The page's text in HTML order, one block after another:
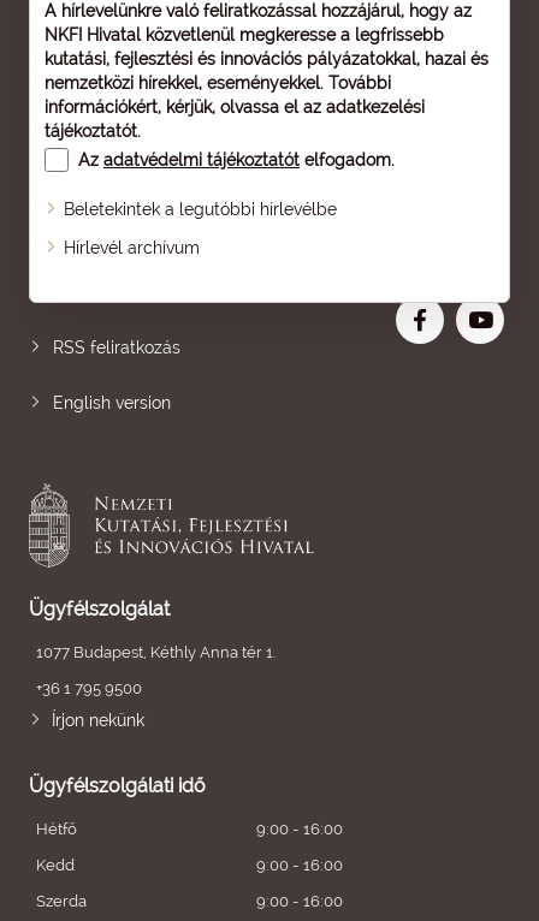
A hírlevelünkre való feliratkozással hozzájárul, hogy az
NKFI Hivatal közvetlenül megkeresse a legfrissebb
kutatási, fejlesztési és innovációs pályázatokkal, hazai és
nemzetközi hírekkel, eseményekkel. További
információkért, kérjük, olvassa el az adatkezelési
tájékoztatót.
Az adatvédelmi tájékoztatót elfogadom.
Beletekintek a legutóbbi hírlevélbe
Hírlevél archívum
Oldaltérkép
RSS feliratkozás
English version
Ügyfélszolgálat
1077 Budapest, Kéthly Anna tér 1.
+36 1 795 9500
Írjon nekünk
Ügyfélszolgálati idő
Hétfő
9:00 - 16:00
Kedd
9:00 - 16:00
Szerda
9:00 - 16:00